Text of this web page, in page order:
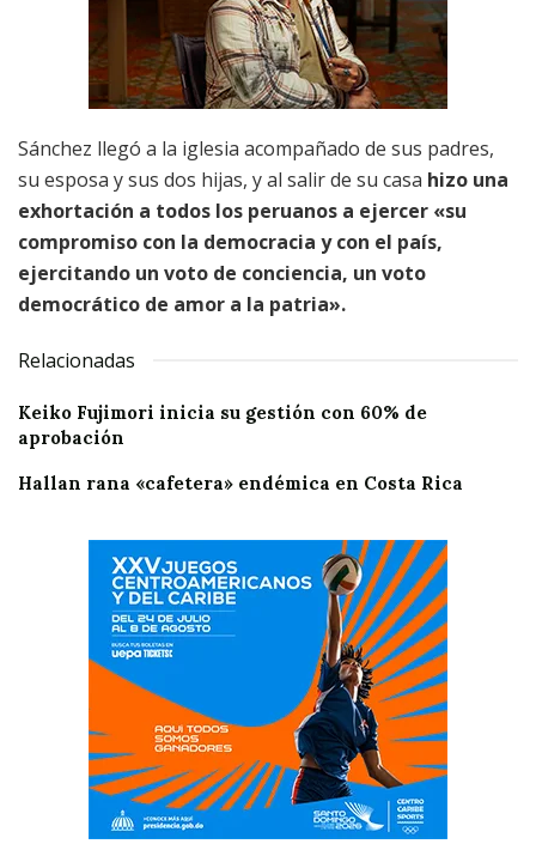
Sánchez llegó a la iglesia acompañado de sus padres,
su esposa y sus dos hijas, y al salir de su casa hizo una
exhortación a todos los peruanos a ejercer «su
compromiso con la democracia y con el país,
ejercitando un voto de conciencia, un voto
democrático de amor a la patria».
Relacionadas
Keiko Fujimori inicia su gestión con 60% de
aprobación
Hallan rana «cafetera» endémica en Costa Rica